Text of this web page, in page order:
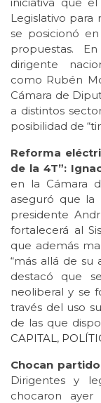
Legislativo para
se posicionó
propuestas.
dirigente
como Rubén
Cámara de
a distintos
posibilidad de
Reforma
de la 4T”:
en la Cámara
aseguró que
presidente
fortalecerá al
que además
“más allá de su
destacó que
neoliberal y se
través del uso
de las que
CAPITAL ,
Chocan
Dirigentes y
chocaron